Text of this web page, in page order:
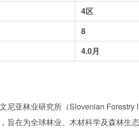
4区
8
4.0月
尼亚林业研究所（Slovenian
旨在为全球林业、木材科学及森林生